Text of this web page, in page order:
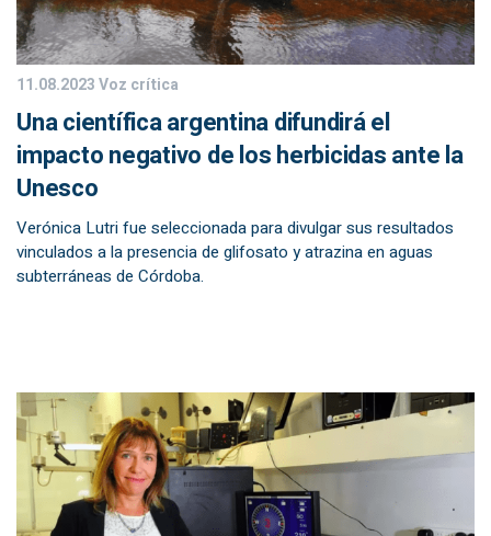
11.08.2023Voz crítica
Una científica argentina difundirá el
impacto negativo de los herbicidas ante la
Unesco
Verónica Lutri fue seleccionada para divulgar sus resultados
vinculados a la presencia de glifosato y atrazina en aguas
subterráneas de Córdoba.